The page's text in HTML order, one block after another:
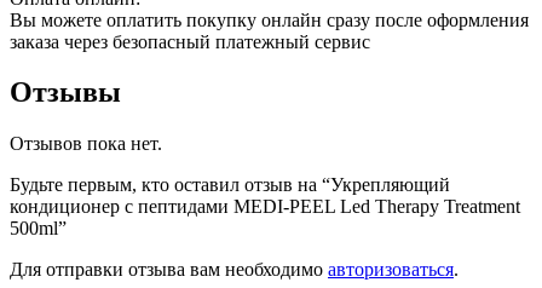
Вы можете оплатить покупку онлайн сразу после оформления
заказа через безопасный платежный сервис
Отзывы
Отзывов пока нет.
Будьте первым, кто оставил отзыв на “Укрепляющий
кондиционер с пептидами MEDI-PEEL Led Therapy Treatment
500ml”
Для отправки отзыва вам необходимо авторизоваться.